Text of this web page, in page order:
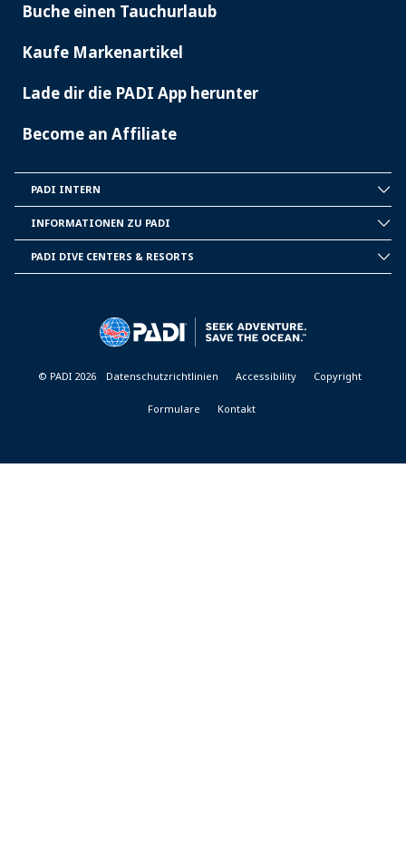
Buche einen Tauchurlaub
Kaufe Markenartikel
Lade dir die PADI App herunter
Become an Affiliate
PADI
PADI INTERN
INFORMATION
INFORMATIONEN ZU PADI
PADI DIVE CENTERS & RESORTS
© PADI 2026 Datenschutzrichtlinien Accessibility Copyright
Formulare Kontakt